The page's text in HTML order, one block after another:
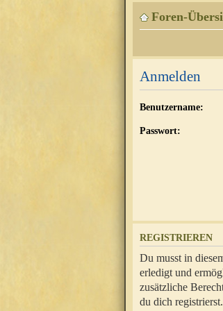
Foren-
Anmelden
Benutzername:
Passwort:
REGISTRIEREN
Du musst in
erledigt und
zusätzliche
du dich